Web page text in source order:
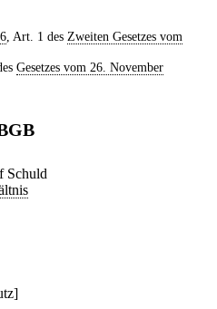
, Art. 1 des Zweiten Gesetzes vom
Gesetzes vom 26. November
Schuld
]